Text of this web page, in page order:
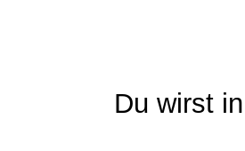
Du wirst